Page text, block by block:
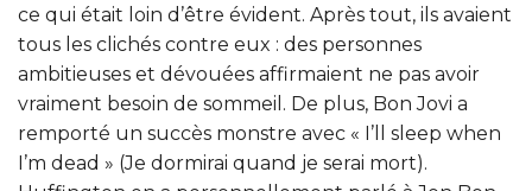
ce qui était loin d’être évident. Après tout, ils avaient
tous les clichés contre eux : des personnes
ambitieuses et dévouées affirmaient ne pas avoir
vraiment besoin de sommeil. De plus, Bon Jovi a
remporté un succès monstre avec « I’ll sleep when
I’m dead » (Je dormirai quand je serai mort).